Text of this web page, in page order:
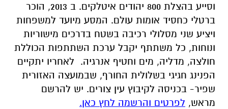
וסייע בהצלת 800 יהודים איטלקים. ב 2013, הוכר
ברטלי כחסיד אומות עולם. המסע מיועד למשפחות
ויציע שני מסלולי רכיבה בשטח בדרכים מישוריות
ונוחות, כל משתתף יקבל ערכת השתתפות הכוללת
חולצה, מדליה, מים וחטיף אנרגיה. לאחריו יתקיים
הפנינג חגיגי בשלולית החורף, שבמועצה האזורית
שפיר- בכניסה לקיבוץ עין צורים. יש להרשם
מראש, לפרטים והרשמה לחץ כאן.